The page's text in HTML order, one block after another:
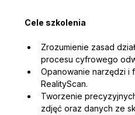
Cele szkolenia
Zrozumienie zasad
procesu cyfrowego
Opanowanie narzędzi i
RealityScan.
Tworzenie
zdjęć oraz danych ze